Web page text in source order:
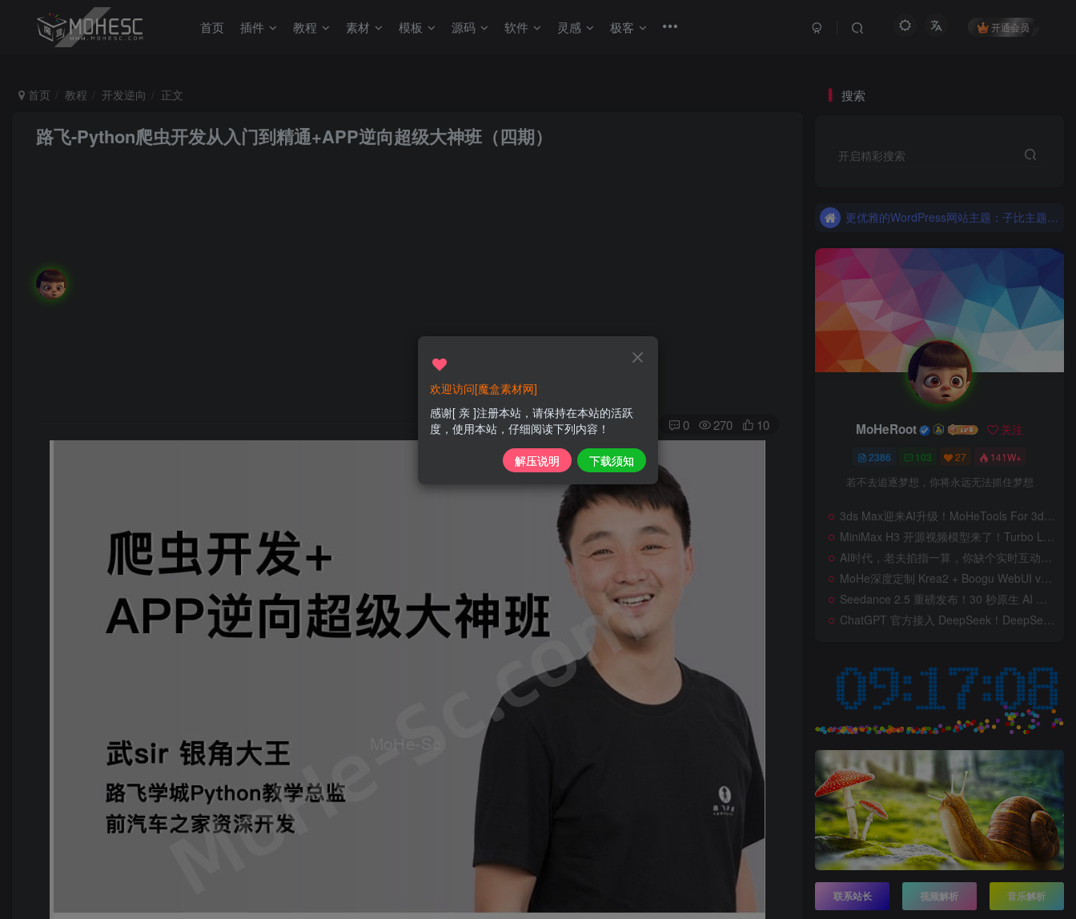
首页 插件 教程 素材 模板 源码 软件 灵感 极客 开通会员
首页 教程 开发逆向 正文
路飞-Python爬虫开发从入门到精通+APP逆向超级大神班（四期）
0 270 10
搜索
开启精彩搜索
子比主题，更优雅的Wordpress主题
子比主题，更优雅的Wordpress主题
MoHeRoot 关注
2386 103 27 141W+
若不去追逐梦想，你将永远无法抓住梦想
3ds Max迎来AI升级！MoHeTools For 3ds Max 2012 ~ 2026 智能工具箱插件发布，支持AI 3D建模、文生图、图生图、效果图生成，全面提升室内设计效率
MiniMax H3 开源视频模型来了！Turbo LoRA 加速最高 350%，12G 显存也能跑，本地部署教程详解
AI时代，老夫掐指一算，你缺个实时互动的 AI 赛博女友！无需 API、完全免费、实时语音互动，零延迟打造专属 AI 数字女友，附本地部署教程！
MoHe深度定制 Krea2 + Boogu WebUI v2.0 重磅发布！专为 AI 室内设计师打造，一键切换定制工作流，彻底告别 ComfyUI 复杂节点，一键生图！
Seedance 2.5 重磅发布！30 秒原生 AI 视频、50 个多模态参考、原位编辑全上线，告别抽卡盲盒，AI 视频正式进入导演时代！
ChatGPT 官方接入 DeepSeek！DeepSeek V4 Flash 0731 重磅开源发布！AI 编程能力全面升级，支持识图、支持 Responses API，本地部署全攻略！
联系站长 视频解析 音乐解析
欢迎访问[魔盒素材网]
感谢[ 亲 ]注册本站，请保持在本站的活跃
度，使用本站，仔细阅读下列内容！
解压说明 下载须知